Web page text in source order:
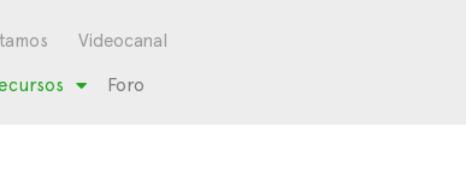
Videocanal
Foro